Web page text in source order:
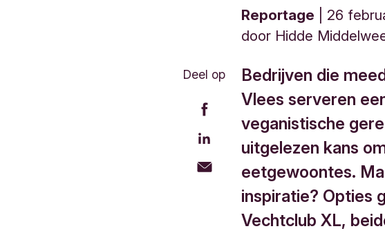
Reportage
26
door Hidde
Deel op
Bedrijven die
Vlees serveren
veganistische
uitgelezen kans
eetgewoontes.
inspiratie? Opties
Vechtclub XL,